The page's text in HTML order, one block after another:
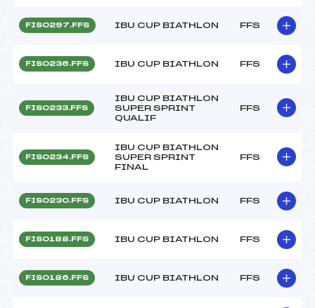
FIS0297.FFS IBU CUP BIATHLON FFS
FIS0236.FFS IBU CUP BIATHLON FFS
FIS0233.FFS
IBU CUP BIATHLON
SUPER SPRINT
QUALIF
FFS
FIS0234.FFS
IBU CUP BIATHLON
SUPER SPRINT
FINAL
FFS
FIS0230.FFS IBU CUP BIATHLON FFS
FIS0188.FFS IBU CUP BIATHLON FFS
FIS0186.FFS IBU CUP BIATHLON FFS